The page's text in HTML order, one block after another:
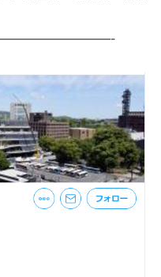
—————————-